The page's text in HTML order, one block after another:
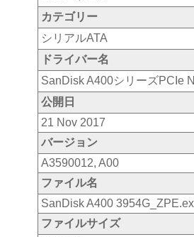
カテゴリー
シリアルATA
ドライバー名
SanDisk A400シリーズPCIe
公開日
21 Nov 2017
バージョン
A3590012, A00
ファイル名
SanDisk A400
ファイルサイズ